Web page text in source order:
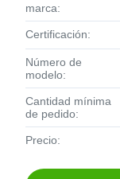
marca:
Certificación:
Número de
modelo:
Cantidad mínima
de pedido:
Precio: